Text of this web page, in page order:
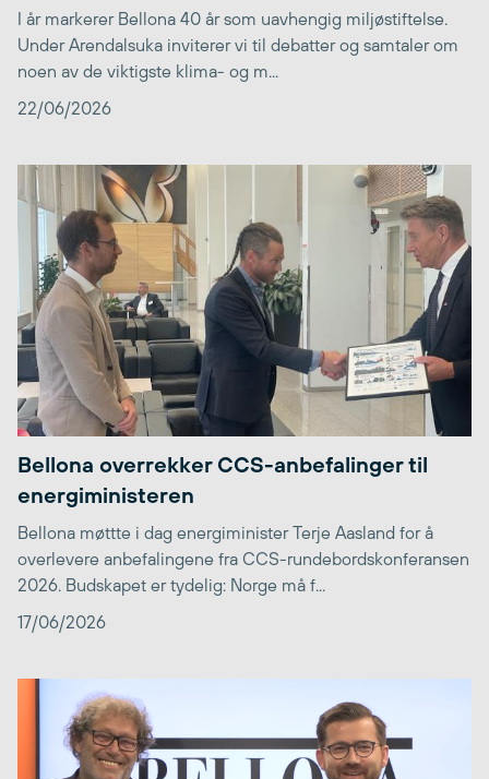
I år markerer Bellona 40 år som uavhengig miljøstiftelse.
Under Arendalsuka inviterer vi til debatter og samtaler om
noen av de viktigste klima- og m...
22/06/2026
Bellona overrekker CCS-anbefalinger til
energiministeren
Bellona møttte i dag energiminister Terje Aasland for å
overlevere anbefalingene fra CCS-rundebordskonferansen
2026. Budskapet er tydelig: Norge må f...
17/06/2026